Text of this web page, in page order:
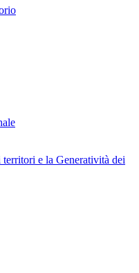
e la Generatività dei